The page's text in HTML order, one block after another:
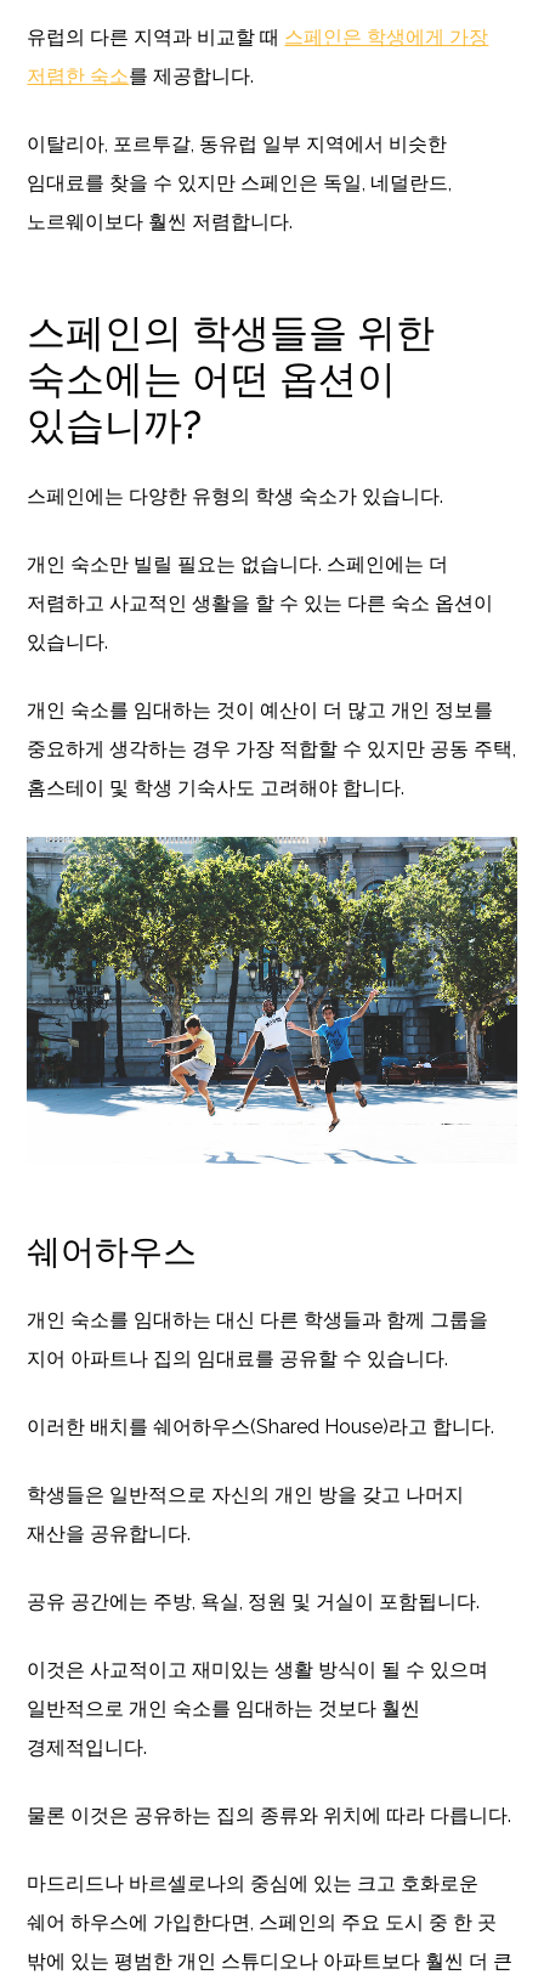
유럽의 다른 지역과 비교할 때 스페인은 학생에게 가장
저렴한 숙소를 제공합니다.
이탈리아, 포르투갈, 동유럽 일부 지역에서 비슷한
임대료를 찾을 수 있지만 스페인은 독일, 네덜란드,
노르웨이보다 훨씬 저렴합니다.
스페인의 학생들을 위한
숙소에는 어떤 옵션이
있습니까?
스페인에는 다양한 유형의 학생 숙소가 있습니다.
개인 숙소만 빌릴 필요는 없습니다. 스페인에는 더
저렴하고 사교적인 생활을 할 수 있는 다른 숙소 옵션이
있습니다.
개인 숙소를 임대하는 것이 예산이 더 많고 개인 정보를
중요하게 생각하는 경우 가장 적합할 수 있지만 공동 주택,
홈스테이 및 학생 기숙사도 고려해야 합니다.
쉐어하우스
개인 숙소를 임대하는 대신 다른 학생들과 함께 그룹을
지어 아파트나 집의 임대료를 공유할 수 있습니다.
이러한 배치를 쉐어하우스(Shared House)라고 합니다.
학생들은 일반적으로 자신의 개인 방을 갖고 나머지
재산을 공유합니다.
공유 공간에는 주방, 욕실, 정원 및 거실이 포함됩니다.
이것은 사교적이고 재미있는 생활 방식이 될 수 있으며
일반적으로 개인 숙소를 임대하는 것보다 훨씬
경제적입니다.
물론 이것은 공유하는 집의 종류와 위치에 따라 다릅니다.
마드리드나 바르셀로나의 중심에 있는 크고 호화로운
쉐어 하우스에 가입한다면, 스페인의 주요 도시 중 한 곳
밖에 있는 평범한 개인 스튜디오나 아파트보다 훨씬 더 큰